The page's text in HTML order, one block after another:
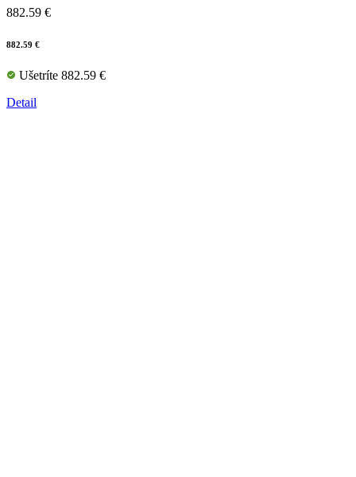
882.59 €
882.59 €
Ušetríte 882.59 €
Detail